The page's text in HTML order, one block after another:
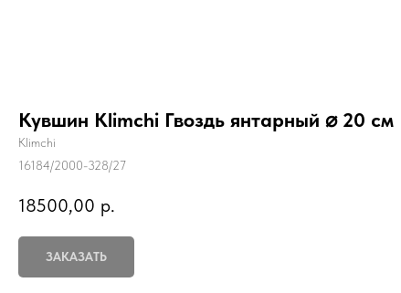
Кувшин Klimchi Гвоздь янтарный ⌀ 20 см
Klimchi
16184/2000-328/27
18500,00 р.
ЗАКАЗАТЬ